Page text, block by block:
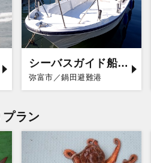
シーバスガイド船エデン
弥富市／鍋田避難港
ラン